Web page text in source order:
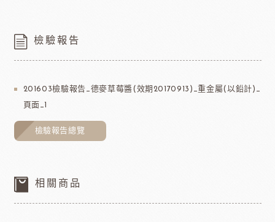
檢驗報告
201603檢驗報告_德麥草莓醬(效期20170913)_重金屬(以鉛計)_
頁面_1
檢驗報告總覽
相關商品